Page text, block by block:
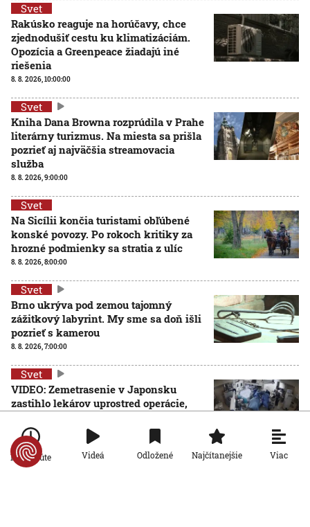
Svet
Rakúsko reaguje na horúčavy, chce
zjednodušiť cestu ku klimatizáciám.
Opozícia a Greenpeace žiadajú iné
riešenia
8. 8. 2026, 10:00:00
Svet
Kniha Dana Browna rozprúdila v Prahe
literárny turizmus. Na miesta sa prišla
pozrieť aj najväčšia streamovacia
služba
8. 8. 2026, 9:00:00
Svet
Na Sicílii končia turistami obľúbené
konské povozy. Po rokoch kritiky za
hrozné podmienky sa stratia z ulíc
8. 8. 2026, 8:00:00
Svet
Brno ukrýva pod zemou tajomný
zážitkový labyrint. My sme sa doň išli
pozrieť s kamerou
8. 8. 2026, 7:00:00
Svet
VIDEO: Zemetrasenie v Japonsku
zastihlo lekárov uprostred operácie,
7. 8. 2026, 15:01:59
Svet
Po minúte Videá Odložené Najčítanejšie Viac